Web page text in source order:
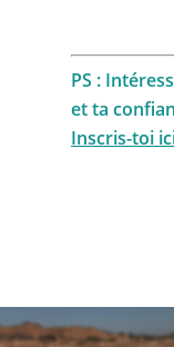
PS :
et ta
Inscris-toi